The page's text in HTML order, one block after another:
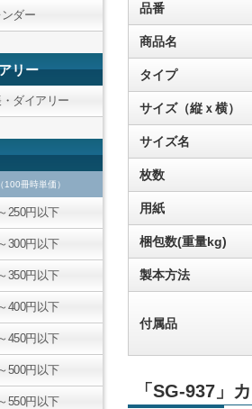
品番
商品名
タイプ
サイズ（縦ｘ横）
サイズ名
枚数
用紙
梱包数(重量kg)
製本方法
付属品
「SG-937」
ダー
リー
ダイアリー
（100冊時単価）
250円以下
300円以下
350円以下
400円以下
450円以下
500円以下
550円以下